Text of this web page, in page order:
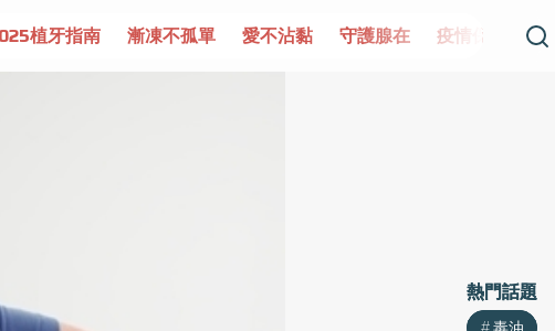
植牙指南 漸凍不孤單 愛不沾黏 守護腺在 疫情保衛戰
熱門話題
熱門話題